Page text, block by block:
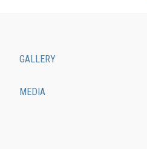
navigation
GALLERY
MEDIA